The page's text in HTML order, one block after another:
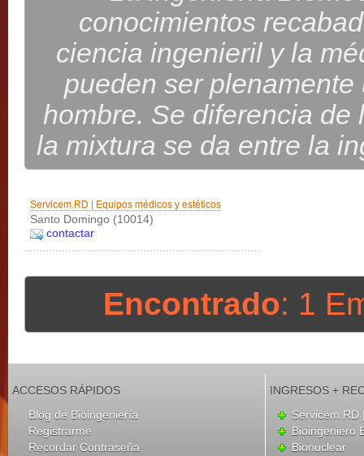
conocimientos
ciencia ingenieril y la
pueden ser
hombre. Se diferencia
la mixtura se da entre la
Servicem.RD | Equipos médicos y estéticos
Santo Domingo (10014)
contactar
Encontrado: 1
ACCESOS RÁPIDOS
Blog de Bioingeniería
Registrarme
Recordar Contraseña
INGRESOS +
Servicem.RD
Bioingeniero
Bionuclear